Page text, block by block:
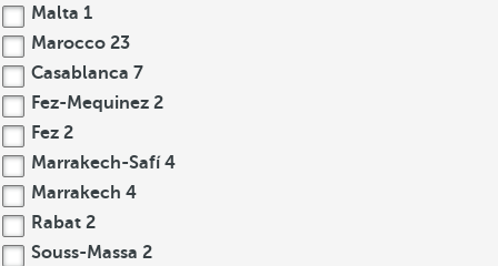
Malta 1
Marocco 23
Casablanca 7
Fez-Mequinez 2
Fez 2
Marrakech-Safí4
Marrakech 4
Rabat 2
Souss-Massa 2